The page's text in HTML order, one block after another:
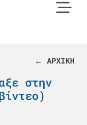
← ΑΡΧΙΚΗ
στην